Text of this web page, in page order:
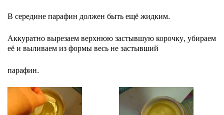
В середине парафин должен быть ещё жидким.
Аккуратно вырезаем верхнюю застывшую корочку, убираем
её и выливаем из формы весь не застывший
парафин.